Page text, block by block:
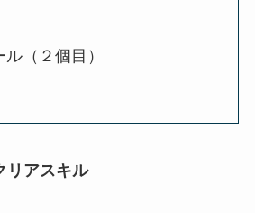
（２個目）
アスキル